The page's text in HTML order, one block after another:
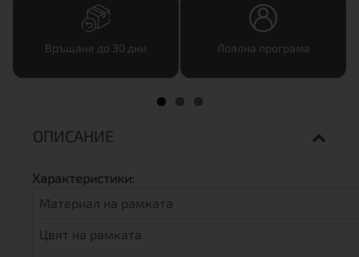
Връщане до 30 дни Лоялна програма
ОПИСАНИЕ
Характеристики:
Материал на рамката
Цвят на рамката